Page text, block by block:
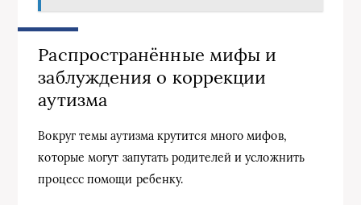
Распространённые мифы и
заблуждения о коррекции
аутизма
Вокруг темы аутизма крутится много мифов,
которые могут запутать родителей и усложнить
процесс помощи ребенку.